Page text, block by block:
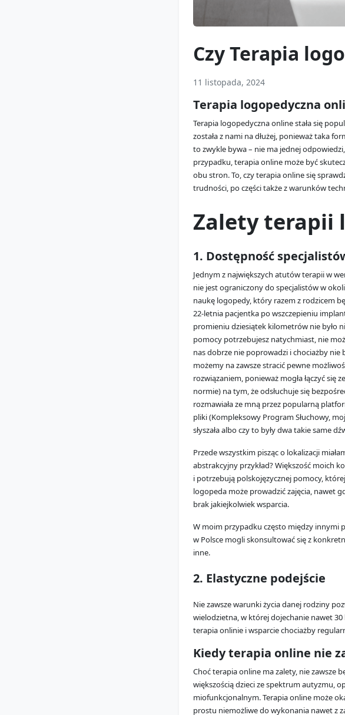
Czy Terapia
11 listopada, 2024
Terapia logopedyczna
Terapia logopedyczna online stała się
została z nami na dłużej, ponieważ taka
to zwykle bywa – nie ma jednej
przypadku, terapia online może być
obu stron. To, czy terapia online się
trudności, po części także z warunków
Zalety terapii
1. Dostępność
Jednym z największych atutów terapii w
nie jest ograniczony do specjalistów w
naukę logopedy, który razem z rodzicem
22-letnia pacjentka po wszczepieniu
promieniu dziesiątek kilometrów nie było
pomocy potrzebujesz natychmiast, nie
nas dobrze nie poprowadzi i chociażby nie
możemy na zawsze stracić pewne
rozwiązaniem, ponieważ mogła łączyć się
normie) na tym, że odsłuchuje się
rozmawiała ze mną przez popularną
pliki (Kompleksowy Program Słuchowy,
słyszała albo czy to były dwa takie same
Przede wszystkim pisząc o lokalizacji
abstrakcyjny przykład? Większość moich
i potrzebują polskojęzycznej pomocy,
logopeda może prowadzić zajęcia, nawet
brak jakiejkolwiek wsparcia.
W moim przypadku często między innymi
w Polsce mogli skonsultować się z
inne.
2. Elastyczne podejście
Nie zawsze warunki życia danej rodziny
wielodzietna, w której dojechanie nawet
terapia onlinie i wsparcie chociażby
Kiedy terapia online nie
Choć terapia online ma zalety, nie zawsze
większością dzieci ze spektrum autyzmu,
miofunkcjonalnym. Terapia online może
prostu niemożliwe do wykonania nawet z